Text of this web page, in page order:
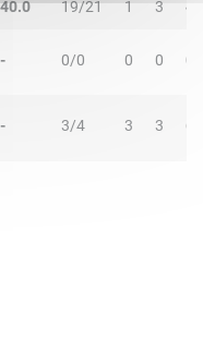
40.0 19/21 1 3 4
- 0/0 0 0 0
- 3/4 3 3 6